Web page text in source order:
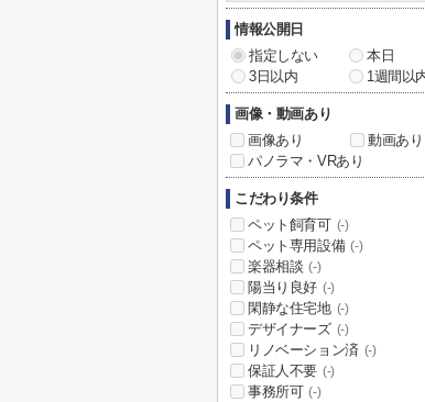
情報公開日
指定しない
本日
3日以内
1週間以
画像・動画あり
画像あり
動画あり
パノラマ・VRあり
こだわり条件
ペット飼育可 (-)
ペット専用設備 (-)
楽器相談 (-)
陽当り良好 (-)
閑静な住宅地 (-)
デザイナーズ (-)
リノベーション済 (-)
保証人不要 (-)
事務所可 (-)